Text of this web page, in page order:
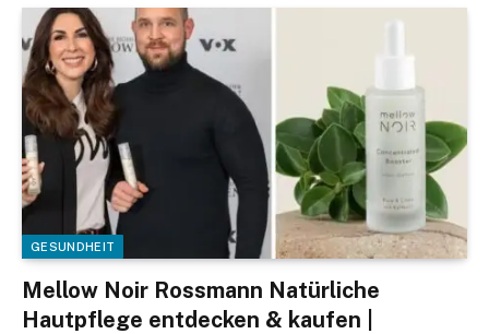
GESUNDHEIT
Mellow Noir Rossmann Natürliche
Hautpflege entdecken & kaufen |